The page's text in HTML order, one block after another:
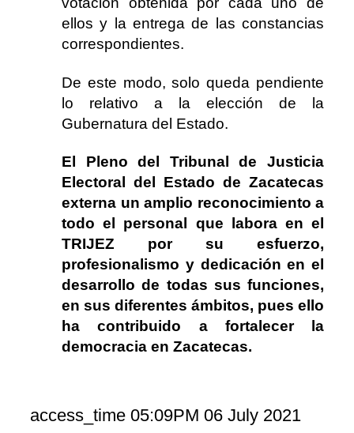
ellos y la entrega de las constancias
correspondientes.
De este modo, solo queda pendiente
lo relativo a la elección de la
Gubernatura del Estado.
El Pleno del Tribunal de Justicia
Electoral del Estado de Zacatecas
externa un amplio reconocimiento a
todo el personal que labora en el
TRIJEZ por su esfuerzo,
profesionalismo y dedicación en el
desarrollo de todas sus funciones,
en sus diferentes ámbitos, pues ello
ha contribuido a fortalecer la
democracia en Zacatecas.
access_time 05:09PM 06 July 2021